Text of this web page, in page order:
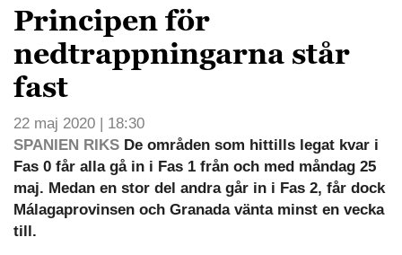
Principen för
nedtrappningarna står
fast
22 maj 2020 | 18:30
SPANIEN RIKS De områden som hittills legat kvar i
Fas 0 får alla gå in i Fas 1 från och med måndag 25
maj. Medan en stor del andra går in i Fas 2, får dock
Málagaprovinsen och Granada vänta minst en vecka
till.